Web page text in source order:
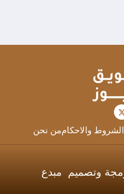
الشروط والاحكاممن نحن
مبدع